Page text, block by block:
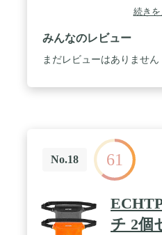
としても便利に使えるサ
例 : 標準レンズ装着のミラ
レンズ1本 / 内寸法 : 約
法 : 約
ポリエステル、PVC
続き
みんなのレビュー
まだレビューはありません
No.18 61
チ 2個